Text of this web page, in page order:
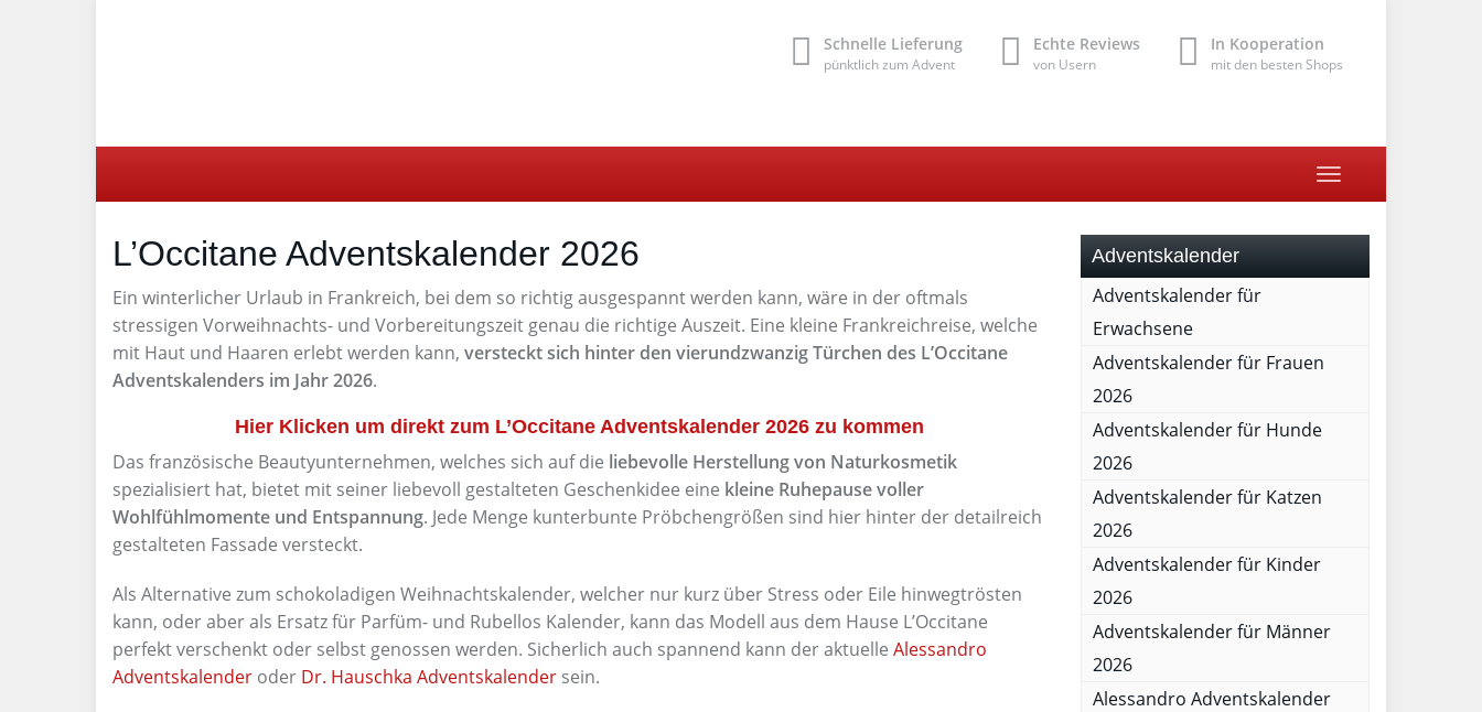
Schnelle Lieferung
pünktlich zum Advent
Echte Reviews
von Usern
In Kooperation
mit den besten Shops
Toggle
navigation
L’Occitane Adventskalender 2026
Ein winterlicher Urlaub in Frankreich, bei dem so richtig ausgespannt werden kann, wäre in der oftmals
stressigen Vorweihnachts- und Vorbereitungszeit genau die richtige Auszeit. Eine kleine Frankreichreise, welche
mit Haut und Haaren erlebt werden kann, versteckt sich hinter den vierundzwanzig Türchen des L’Occitane
Adventskalenders im Jahr 2026.
Hier Klicken um direkt zum L’Occitane Adventskalender 2026 zu kommen
Das französische Beautyunternehmen, welches sich auf die liebevolle Herstellung von Naturkosmetik
spezialisiert hat, bietet mit seiner liebevoll gestalteten Geschenkidee eine kleine Ruhepause voller
Wohlfühlmomente und Entspannung. Jede Menge kunterbunte Pröbchengrößen sind hier hinter der detailreich
gestalteten Fassade versteckt.
Als Alternative zum schokoladigen Weihnachtskalender, welcher nur kurz über Stress oder Eile hinwegtrösten
kann, oder aber als Ersatz für Parfüm- und Rubellos Kalender, kann das Modell aus dem Hause L’Occitane
perfekt verschenkt oder selbst genossen werden. Sicherlich auch spannend kann der aktuelle Alessandro
Adventskalender oder Dr. Hauschka Adventskalender sein.
Adventskalender
Adventskalender für
Erwachsene
Adventskalender für Frauen
2026
Adventskalender für Hunde
2026
Adventskalender für Katzen
2026
Adventskalender für Kinder
2026
Adventskalender für Männer
2026
Alessandro Adventskalender